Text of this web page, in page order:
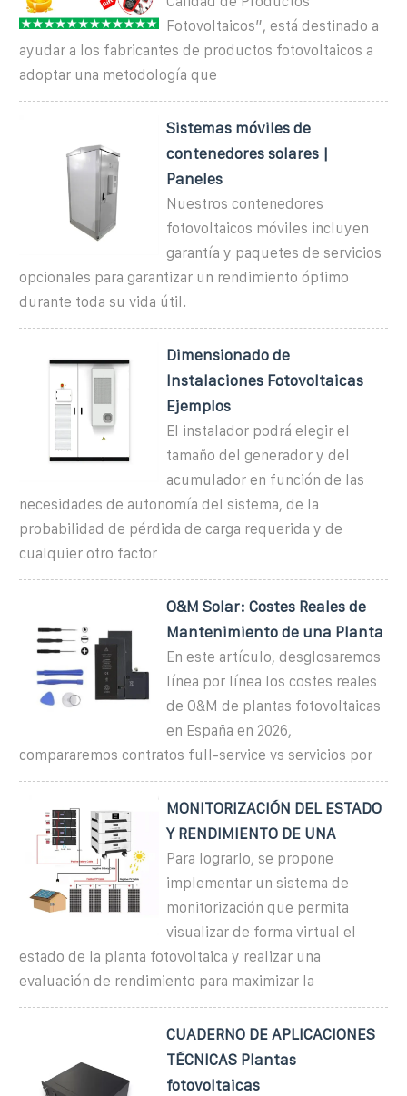
Fotovoltaicos”, está destinado a
ayudar a los fabricantes de productos fotovoltaicos a
adoptar una metodología que
Sistemas móviles de
contenedores solares |
Paneles
Nuestros contenedores
fotovoltaicos móviles incluyen
garantía y paquetes de servicios
opcionales para garantizar un rendimiento óptimo
durante toda su vida útil.
Dimensionado de
Instalaciones Fotovoltaicas
Ejemplos
El instalador podrá elegir el
tamaño del generador y del
acumulador en función de las
necesidades de autonomía del sistema, de la
probabilidad de pérdida de carga requerida y de
cualquier otro factor
O&M Solar: Costes Reales de
Mantenimiento de una Planta
En este artículo, desglosaremos
línea por línea los costes reales
de O&M de plantas fotovoltaicas
en España en 2026,
compararemos contratos full-service vs servicios por
MONITORIZACIÓN DEL ESTADO
Y RENDIMIENTO DE UNA
Para lograrlo, se propone
implementar un sistema de
monitorización que permita
visualizar de forma virtual el
estado de la planta fotovoltaica y realizar una
evaluación de rendimiento para maximizar la
CUADERNO DE APLICACIONES
TÉCNICAS Plantas
fotovoltaicas